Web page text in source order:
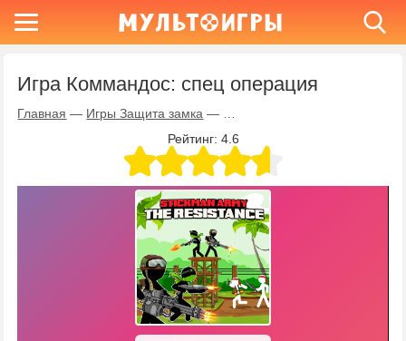
Игра Коммандос: спец операция
Главная — Игры Защита замка —
Рейтинг: 4.6